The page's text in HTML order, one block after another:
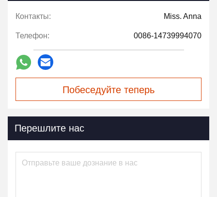
Контакты: Miss. Anna
Телефон: 0086-14739994070
Побеседуйте теперь
Перешлите нас